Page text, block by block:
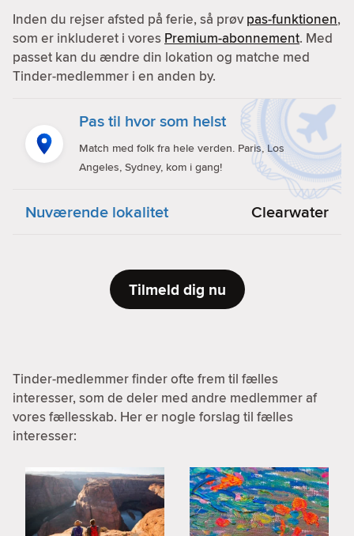
Inden du rejser afsted på ferie, så prøvpas-funktionen,
som er inkluderet i vores Premium-abonnement. Med
passet kan du ændre din lokation og matche med
Tinder-medlemmer i en anden by.
Pas til hvor som helst
Match med folk fra hele verden. Paris, Los
Angeles, Sydney, kom i gang!
Nuværende lokalitet Clearwater
Tilmeld dig nu
Tinder-medlemmer finder ofte frem til fælles
interesser, som de deler med andre medlemmer af
vores fællesskab. Her er nogle forslag til fælles
interesser: